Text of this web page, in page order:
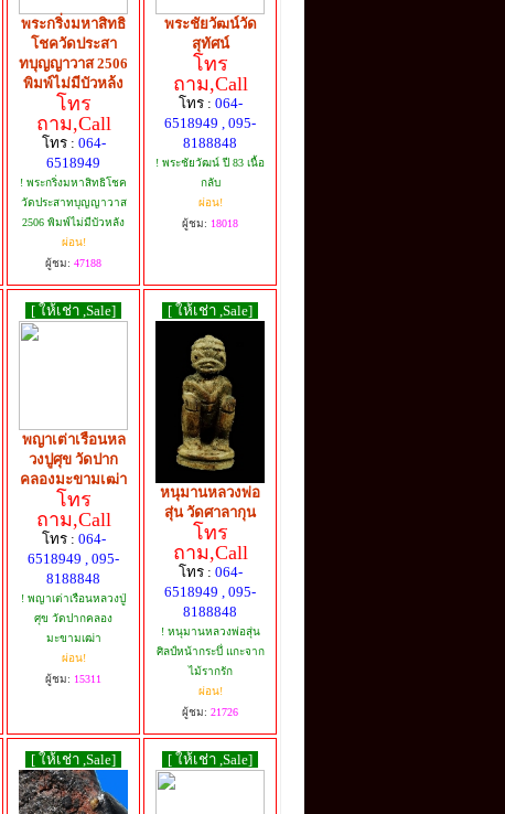
พระกริ่งมหาสิทธิ
โชควัดประสา
ทบุญญาวาส 2506
พิมพ์ไม่มีบัวหล้ง
โทร
ถาม,Call
โทร : 064-
6518949
! พระกริ่งมหาสิทธิโชค
วัดประสาทบุญญาวาส
2506 พิมพ์ไม่มีบัวหลัง
ผ่อน!
ผู้ชม: 47188
พระชัยวัฒน์วัด
สุทัศน์
โทร
ถาม,Call
โทร : 064-
6518949 , 095-
8188848
! พระชัยวัฒน์ ปี 83 เนื้อ
กลับ
ผ่อน!
ผู้ชม: 18018
[ ให้เช่า ,Sale]
พญาเต่าเรือนหล
วงปูศุข วัดปาก
คลองมะขามเฒ่า
โทร
ถาม,Call
โทร : 064-
6518949 , 095-
8188848
! พญาเต่าเรือนหลวงปู่
ศุข วัดปากคลอง
มะขามเฒ่า
ผ่อน!
ผู้ชม: 15311
[ ให้เช่า ,Sale]
หนุมานหลวงพ่อ
สุ่น วัดศาลากุน
โทร
ถาม,Call
โทร : 064-
6518949 , 095-
8188848
! หนุมานหลวงพ่อสุ่น
ศิลป์หน้ากระบึ่ แกะจาก
ไม้รากรัก
ผ่อน!
ผู้ชม: 21726
[ ให้เช่า ,Sale] [ ให้เช่า ,Sale]